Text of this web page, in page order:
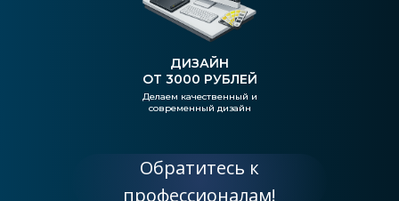
Делаем качественный и
современный дизайн
ДИЗАЙН
ОТ 3000 РУБЛЕЙ
Обратитесь к
профессионалам!